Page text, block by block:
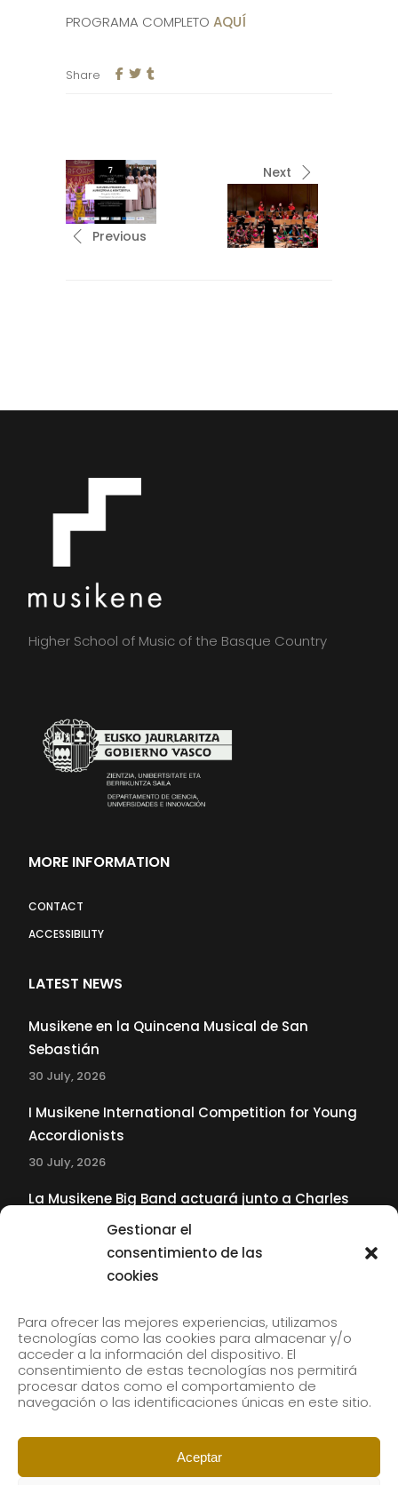
Gestionar el
consentimiento de las
cookies
Para ofrecer las mejores experiencias, utilizamos
tecnologías como las cookies para almacenar y/o
acceder a la información del dispositivo. El
consentimiento de estas tecnologías nos permitirá
procesar datos como el comportamiento de
navegación o las identificaciones únicas en este sitio.
Aceptar
PROGRAMA COMPLETO AQUÍ
Share
Previous
Next
Higher School of Music of the Basque Country
MORE INFORMATION
CONTACT
ACCESSIBILITY
LATEST NEWS
Musikene en la Quincena Musical de San
Sebastián
30 July, 2026
I Musikene International Competition for Young
Accordionists
30 July, 2026
La Musikene Big Band actuará junto a Charles
Tolliver en el 61 Jazzaldia
Subscribe to our newsletter to receive our news by
email.